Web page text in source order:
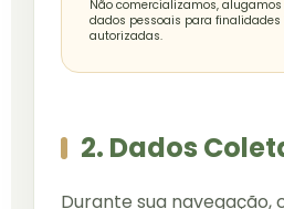
Não comercializamos,
dados pessoais para
autorizadas.
2. Dados
Durante sua navegação,